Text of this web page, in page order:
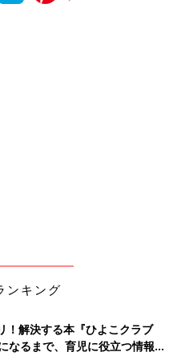
ンキング
！解決する本『ひよこクラブ
るまで、育児に役立つ情報が